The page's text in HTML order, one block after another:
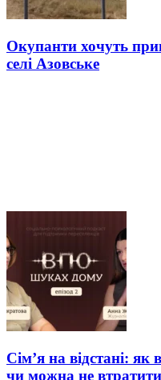
Окупанти хочуть
селі Азовське
Сім’я на відстані: як
чи можна не втратити